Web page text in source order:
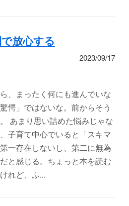
放心する
2023/09/17
、まったく何にも進んでいな
愕」ではないな。前からそう
あまり思い詰めた悩みじゃな
子育て中心でいると「スキマ
一存在しないし、第二に無為
と感じる。ちょっと本を読む
れど、ふ...